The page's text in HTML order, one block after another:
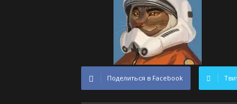
Поделиться в Facebook